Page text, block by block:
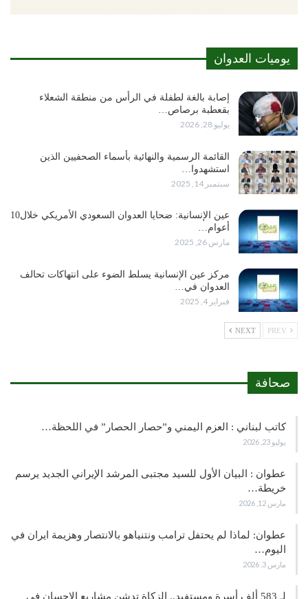
يوميات العدوان
إصابة بالغة لطفلة في الرأس من منطقة الشعلاء
بقعطبة برصاص…
يوليو 28, 2026
القائمة الرسمية والنهائية بأسماء الصحفيين الذين
استشهدوا…
سبتمبر 14, 2025
عين الإنسانية: ضحايا العدوان السعودي الأمريكي خلال10
أعوام…
مارس 26, 2025
مركز عين الإنسانية يسلط الضوء على انتهاكات تحالف
العدوان في…
فبراير 4, 2025
NEXT
صحافة
كاتب لبناني : العزم اليمني و”حصار الحصار” في اللحظة…
يوليو 23, 2026
عطوان : البيان الأول للسيد مجتبى المرشد الإيراني الجديد يرسم
خريطة…
مارس 12, 2026
عطوان: لماذا لم يحتفل ترامب ونتنياهو بالانتصار وهزيمة ايران في
اليوم…
مارس 3, 2026
لـ 583 ألف أسرة ومستفيد.. الزكاة تدشن مشاريع الإحسان في